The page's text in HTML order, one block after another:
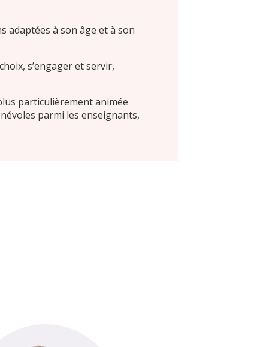
adaptées à son âge et à son
s’engager et servir,
particulièrement animée
parmi les enseignants,